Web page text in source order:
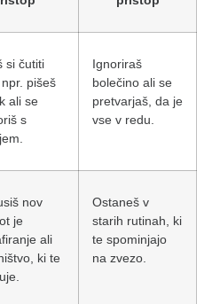
si čutiti
pišeš
ali se
s
Ignoriraš
bolečino ali se
pretvarjaš, da je
vse v redu.
nov
je
ali
ki te
Ostaneš v
starih rutinah, ki
te spominjajo
na zvezo.